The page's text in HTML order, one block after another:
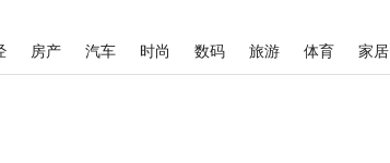
房产 汽车 时尚 数码 旅游 体育 家居